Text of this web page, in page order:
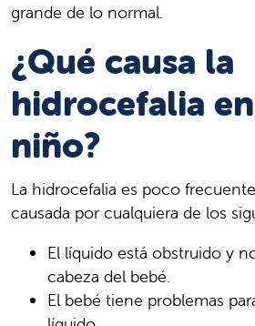
grande de lo normal.
¿Qué causa la
hidrocefalia
niño?
La hidrocefalia es poco
causada por cualquiera de los
El líquido está obstruido y
cabeza del bebé.
El bebé tiene problemas